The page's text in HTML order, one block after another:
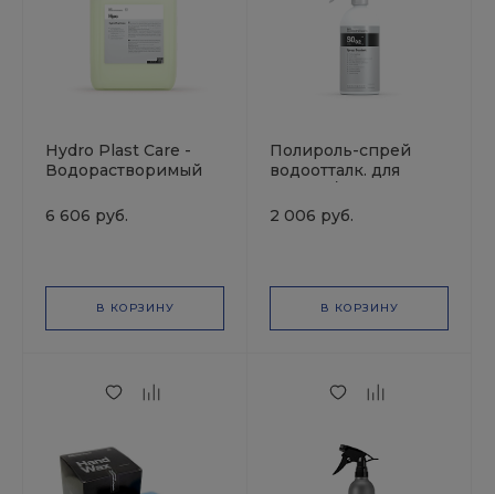
Hydro Plast Care -
Водорастворимый
ухода за
пластиковыми
6 606 руб.
В КОРЗИНУ
Полироль-спрей
водоотталк. для
лакокр.поверхн
Spray Sealant S0.02
2 006 руб.
В КОРЗИНУ